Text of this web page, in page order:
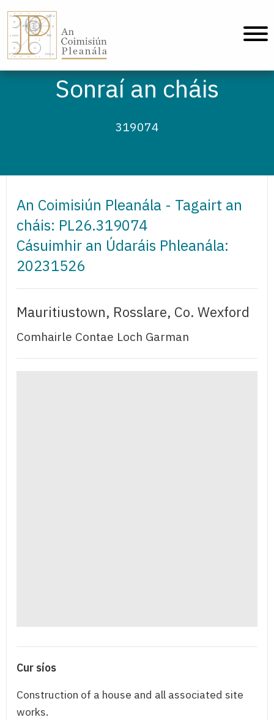
Sonraí an cháis
319074
An Coimisiún Pleanála - Tagairt an
cháis: PL26.319074
Cásuimhir an Údaráis Phleanála:
20231526
Mauritiustown, Rosslare, Co. Wexford
Comhairle Contae Loch Garman
Cur síos
Construction of a house and all associated site
works.